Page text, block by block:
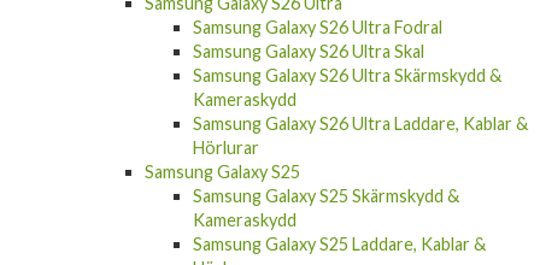
Samsung Galaxy S26 Plus Laddare, Kablar &
Hörlurar
Samsung Galaxy S26 Plus Fodral
Samsung Galaxy S26 Plus Skal
Samsung Galaxy S26 Ultra
Samsung Galaxy S26 Ultra Fodral
Samsung Galaxy S26 Ultra Skal
Samsung Galaxy S26 Ultra Skärmskydd &
Kameraskydd
Samsung Galaxy S26 Ultra Laddare, Kablar &
Hörlurar